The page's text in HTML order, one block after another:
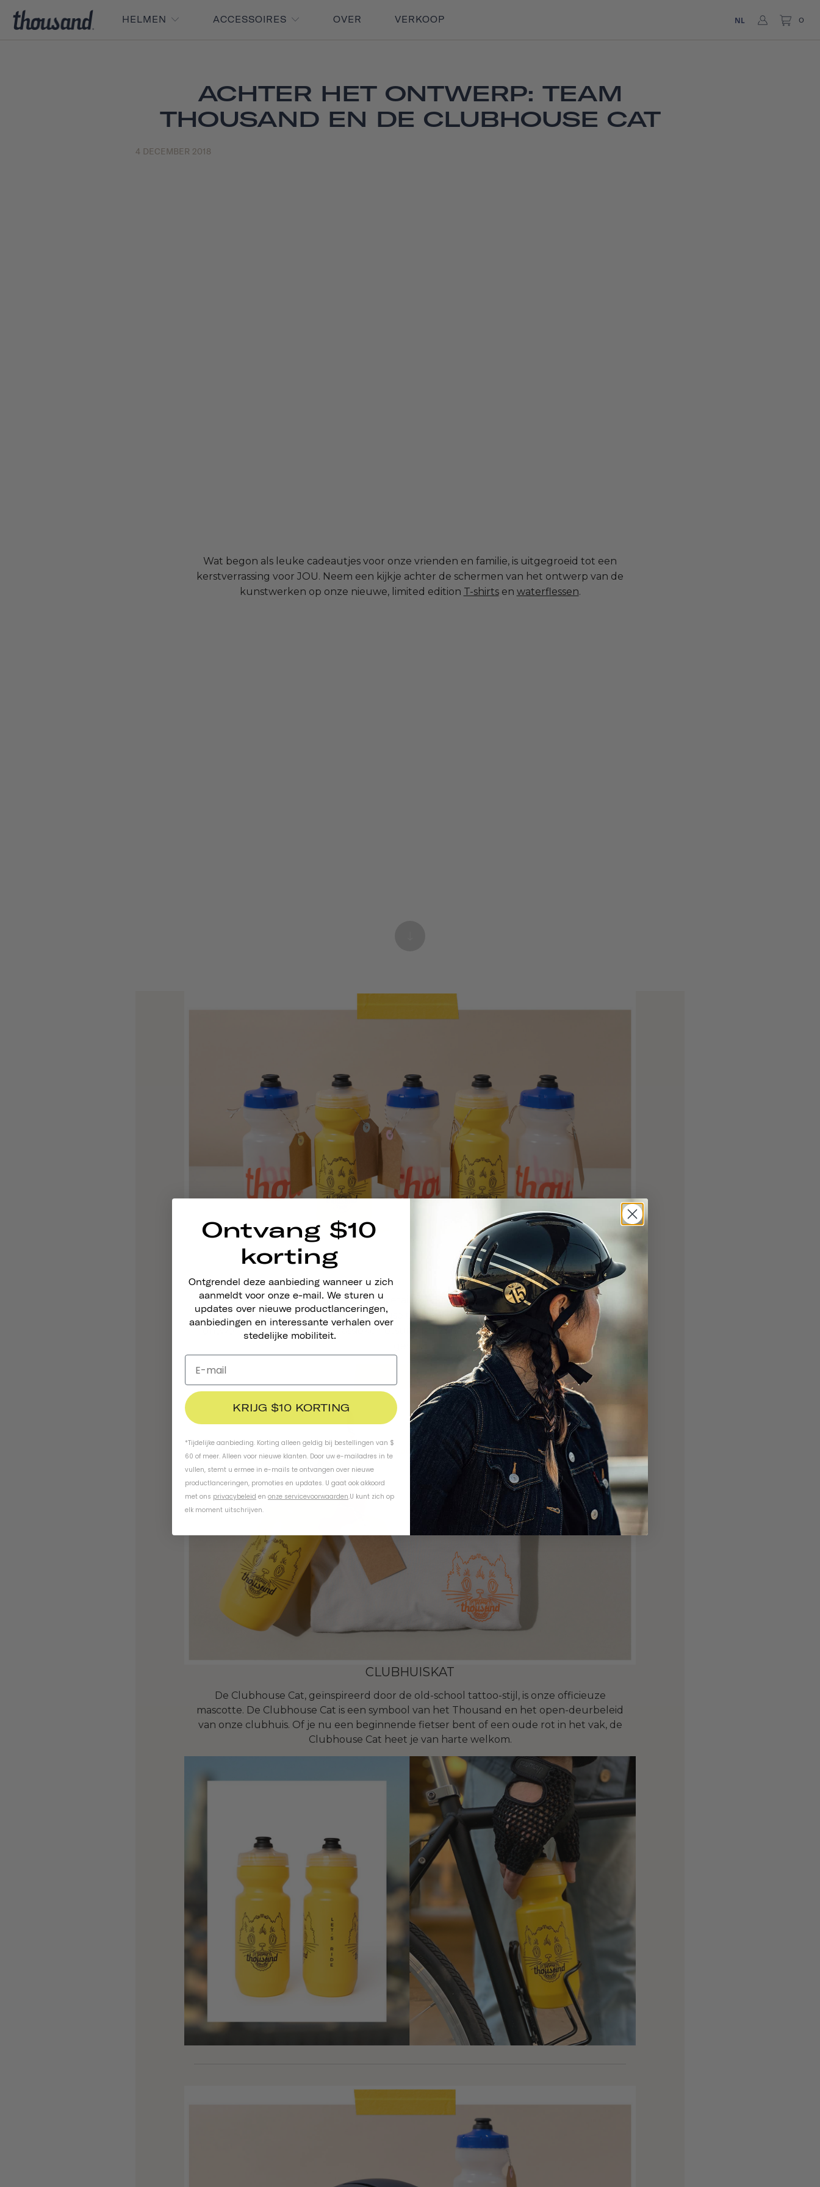
HELMEN ACCESSOIRES OVER VERKOOP NL 0
ACHTER HET ONTWERP: TEAM
THOUSAND EN DE CLUBHOUSE CAT
4 DECEMBER 2018
Wat begon als leuke cadeautjes voor onze vrienden en familie, is uitgegroeid tot een
kerstverrassing voor JOU. Neem een kijkje achter de schermen van het ontwerp van de
kunstwerken op onze nieuwe, limited edition T-shirtsen waterflessen.
Geïnspireerd door dezelfde vintage details die onze klassieke helmvormen hebben
geïnspireerd, zetten onze Clubhouse Cat- en Thousand en waterflessen onze
ontwerpfilosofie
voort om klassieke fietsuitrusting een doordachte, moderne draai te
CLUBHUISKAT
De Clubhouse Cat, geïnspireerd door de old-school tattoo-stijl, is onze officieuze
mascotte. De Clubhouse Cat is een symbool van het Thousand en het open-deurbeleid
van onze clubhuis. Of je nu een beginnende fietser bent of een oude rot in het vak, de
Clubhouse Cat heet je van harte welkom.
Ontvang $10
korting
Ontgrendel deze aanbieding wanneer u zich
aanmeldt voor onze e-mail. We sturen u
updates over nieuwe productlanceringen,
aanbiedingen en interessante verhalen over
stedelijke mobiliteit.
KRIJG $10 KORTING
*Tijdelijke aanbieding. Korting alleen geldig bij bestellingen van $
60 of meer. Alleen voor nieuwe klanten. Door uw e-mailadres in te
vullen, stemt u ermee in e-mails te ontvangen over nieuwe
productlanceringen, promoties en updates. U gaat ook akkoord
met ons privacybeleid en onze servicevoorwaarden.U kunt zich op
elk moment uitschrijven.